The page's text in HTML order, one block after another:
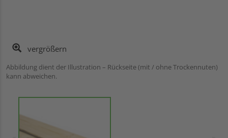
vergrößern
Abbildung dient der Illustration – Rückseite (mit / ohne Trockennuten)
kann abweichen.